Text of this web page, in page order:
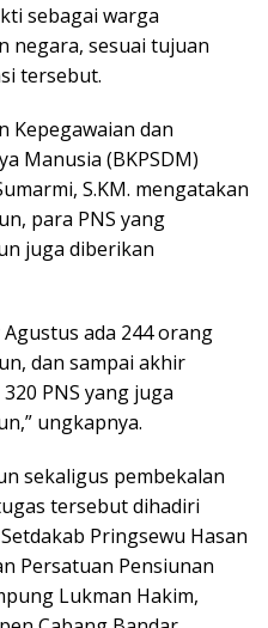
sebagai warga
negara, sesuai tujuan
tersebut.
Kepegawaian dan
Manusia (BKPSDM)
S.KM. mengatakan
para PNS yang
juga diberikan
ada 244 orang
dan sampai akhir
PNS yang juga
ungkapnya.
sekaligus pembekalan
tersebut dihadiri
Pringsewu Hasan
Persatuan Pensiunan
Lukman Hakim,